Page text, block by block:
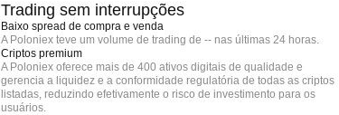
Trading sem interrupções
Baixo spread de compra e venda
A Poloniex teve um volume de trading de -- nas últimas 24 horas.
Criptos premium
A Poloniex oferece mais de 400 ativos digitais de qualidade e
gerencia a liquidez e a conformidade regulatória de todas as criptos
listadas, reduzindo efetivamente o risco de investimento para os
usuários.